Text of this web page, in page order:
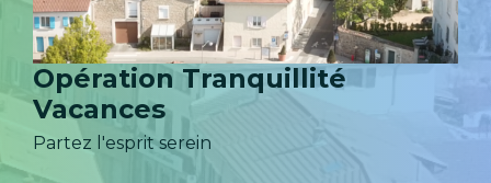
Opération Tranquillité
Vacances
Partez l'esprit serein